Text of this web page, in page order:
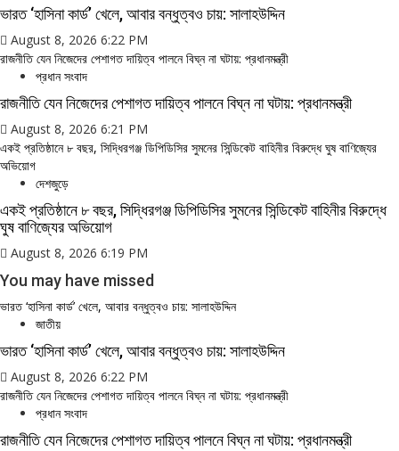
ভারত ‘হাসিনা কার্ড’ খেলে, আবার বন্ধুত্বও চায়: সালাহউদ্দিন
August 8, 2026 6:22 PM
রাজনীতি যেন নিজেদের পেশাগত দায়িত্ব পালনে বিঘ্ন না ঘটায়: প্রধানমন্ত্রী
প্রধান সংবাদ
রাজনীতি যেন নিজেদের পেশাগত দায়িত্ব পালনে বিঘ্ন না ঘটায়: প্রধানমন্ত্রী
August 8, 2026 6:21 PM
একই প্রতিষ্ঠানে ৮ বছর, সিদ্ধিরগঞ্জ ডিপিডিসির সুমনের সিন্ডিকেট বাহিনীর বিরুদ্ধে ঘুষ বাণিজ্যের
অভিয়োগ
দেশজুড়ে
একই প্রতিষ্ঠানে ৮ বছর, সিদ্ধিরগঞ্জ ডিপিডিসির সুমনের সিন্ডিকেট বাহিনীর বিরুদ্ধে
ঘুষ বাণিজ্যের অভিয়োগ
August 8, 2026 6:19 PM
You may have missed
ভারত ‘হাসিনা কার্ড’ খেলে, আবার বন্ধুত্বও চায়: সালাহউদ্দিন
জাতীয়
ভারত ‘হাসিনা কার্ড’ খেলে, আবার বন্ধুত্বও চায়: সালাহউদ্দিন
August 8, 2026 6:22 PM
রাজনীতি যেন নিজেদের পেশাগত দায়িত্ব পালনে বিঘ্ন না ঘটায়: প্রধানমন্ত্রী
প্রধান সংবাদ
রাজনীতি যেন নিজেদের পেশাগত দায়িত্ব পালনে বিঘ্ন না ঘটায়: প্রধানমন্ত্রী